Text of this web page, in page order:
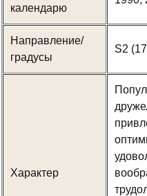
календарю
Направление/
градусы
S2
Характер